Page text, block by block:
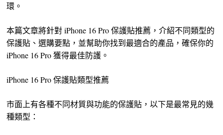
環。
本篇文章將針對 iPhone 16 Pro 保護貼推薦，介紹不同類型的
保護貼、選購要點，並幫助你找到最適合的產品，確保你的
iPhone 16 Pro 獲得最佳防護。
iPhone 16 Pro 保護貼類型推薦
市面上有各種不同材質與功能的保護貼，以下是最常見的幾
種類型：